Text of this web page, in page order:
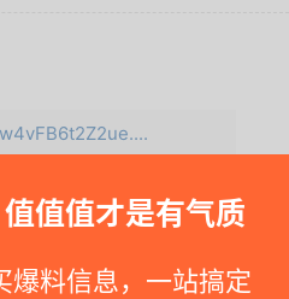
值值才是有气质
爆料信息，一站搞定